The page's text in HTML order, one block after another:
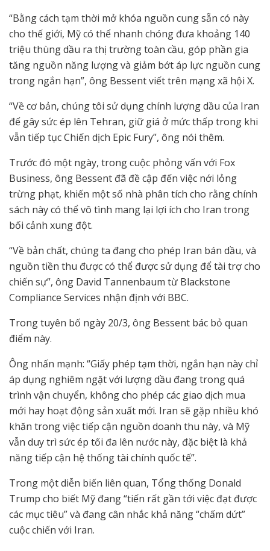
“Bằng cách tạm thời mở khóa nguồn cung sẵn có này
cho thế giới, Mỹ có thể nhanh chóng đưa khoảng 140
triệu thùng dầu ra thị trường toàn cầu, góp phần gia
tăng nguồn năng lượng và giảm bớt áp lực nguồn cung
trong ngắn hạn”, ông Bessent viết trên mạng xã hội X.
“Về cơ bản, chúng tôi sử dụng chính lượng dầu của Iran
để gây sức ép lên Tehran, giữ giá ở mức thấp trong khi
vẫn tiếp tục Chiến dịch Epic Fury”, ông nói thêm.
Trước đó một ngày, trong cuộc phỏng vấn với Fox
Business, ông Bessent đã đề cập đến việc nới lỏng
trừng phạt, khiến một số nhà phân tích cho rằng chính
sách này có thể vô tình mang lại lợi ích cho Iran trong
bối cảnh xung đột.
“Về bản chất, chúng ta đang cho phép Iran bán dầu, và
nguồn tiền thu được có thể được sử dụng để tài trợ cho
chiến sự”, ông David Tannenbaum từ Blackstone
Compliance Services nhận định với BBC.
Trong tuyên bố ngày 20/3, ông Bessent bác bỏ quan
điểm này.
Ông nhấn mạnh: “Giấy phép tạm thời, ngắn hạn này chỉ
áp dụng nghiêm ngặt với lượng dầu đang trong quá
trình vận chuyển, không cho phép các giao dịch mua
mới hay hoạt động sản xuất mới. Iran sẽ gặp nhiều khó
khăn trong việc tiếp cận nguồn doanh thu này, và Mỹ
vẫn duy trì sức ép tối đa lên nước này, đặc biệt là khả
năng tiếp cận hệ thống tài chính quốc tế”.
Trong một diễn biến liên quan, Tổng thống Donald
Trump cho biết Mỹ đang “tiến rất gần tới việc đạt được
các mục tiêu” và đang cân nhắc khả năng “chấm dứt”
cuộc chiến với Iran.